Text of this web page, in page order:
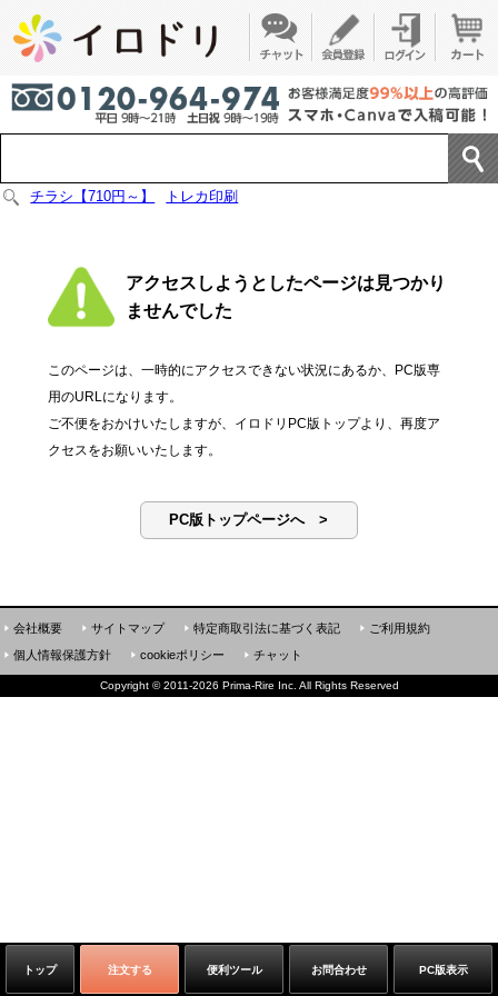
チラシ【710円～】 トレカ印刷
アクセスしようとしたページは見つかり
ませんでした
このページは、一時的にアクセスできない状況にあるか、PC版専
用のURLになります。
ご不便をおかけいたしますが、イロドリPC版トップより、再度ア
クセスをお願いいたします。
PC版トップページへ >
トップ 注文する 便利ツール お問合わせ PC版表示
会社概要 サイトマップ 特定商取引法に基づく表記
ご利用規約
個人情報保護方針
cookieポリシー チャット
Copyright ©2011-2026 Prima-Rire Inc. All Rights Reserved